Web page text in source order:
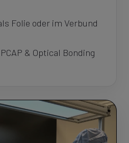
Folie oder im Verbund
& Optical Bonding